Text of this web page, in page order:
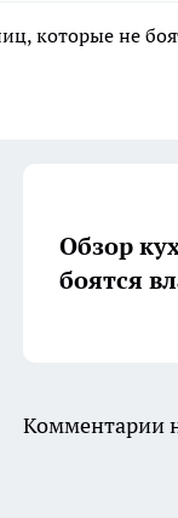
которые не
Обзор
боятся
Комментарии